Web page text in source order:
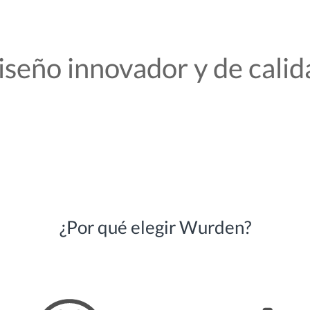
innovador y de
¿Por qué elegir Wurden?